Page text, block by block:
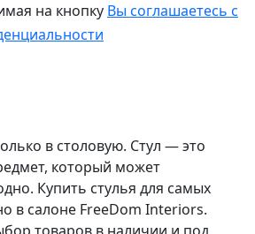
на кнопку Вы соглашаетесь с
в столовую. Стул — это
который может
Купить стулья для самых
в салоне FreeDom Interiors.